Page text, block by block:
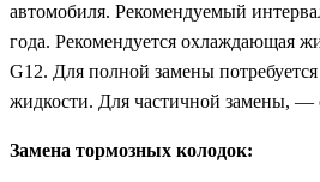
автомобиля. Рекомендуемый
года. Рекомендуется охлаждающая
G12. Для полной замены
жидкости. Для частичной замены, —
Замена тормозных колодок: